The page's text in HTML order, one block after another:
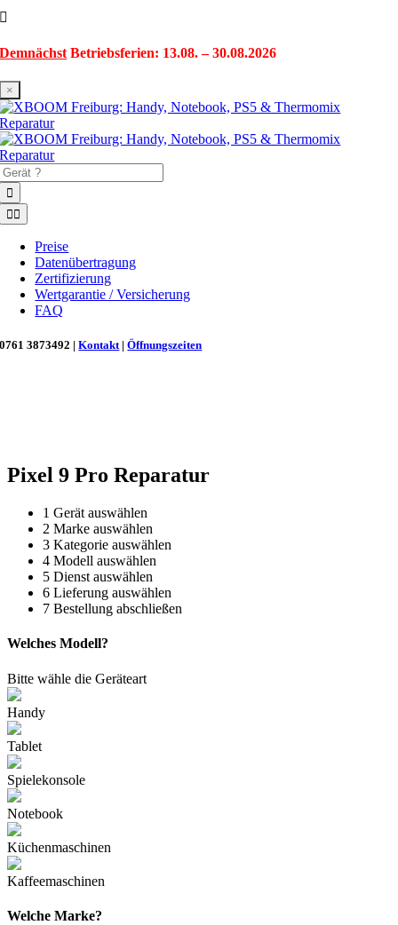
springen
Demnächst Betriebsferien: 13.08. – 30.08.2026
×
Toggle
Navigation
Preise
Datenübertragung
Zertifizierung
Wertgarantie / Versicherung
FAQ
0761 3873492 |Kontakt |Öffnungszeiten
Pixel 9 Pro Reparatur
1 Gerät auswählen
2 Marke auswählen
3 Kategorie auswählen
4 Modell auswählen
5 Dienst auswählen
6 Lieferung auswählen
7 Bestellung abschließen
Welches Modell?
Bitte wähle die Geräteart
Handy
Tablet
Spielekonsole
Notebook
Küchenmaschinen
Kaffeemaschinen
Welche Marke?